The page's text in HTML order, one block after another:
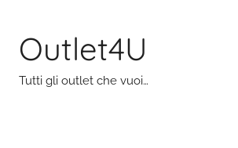
contenuto
Outlet4U
Tutti gli outlet che vuoi…